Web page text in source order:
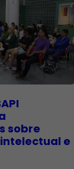
sobre
e